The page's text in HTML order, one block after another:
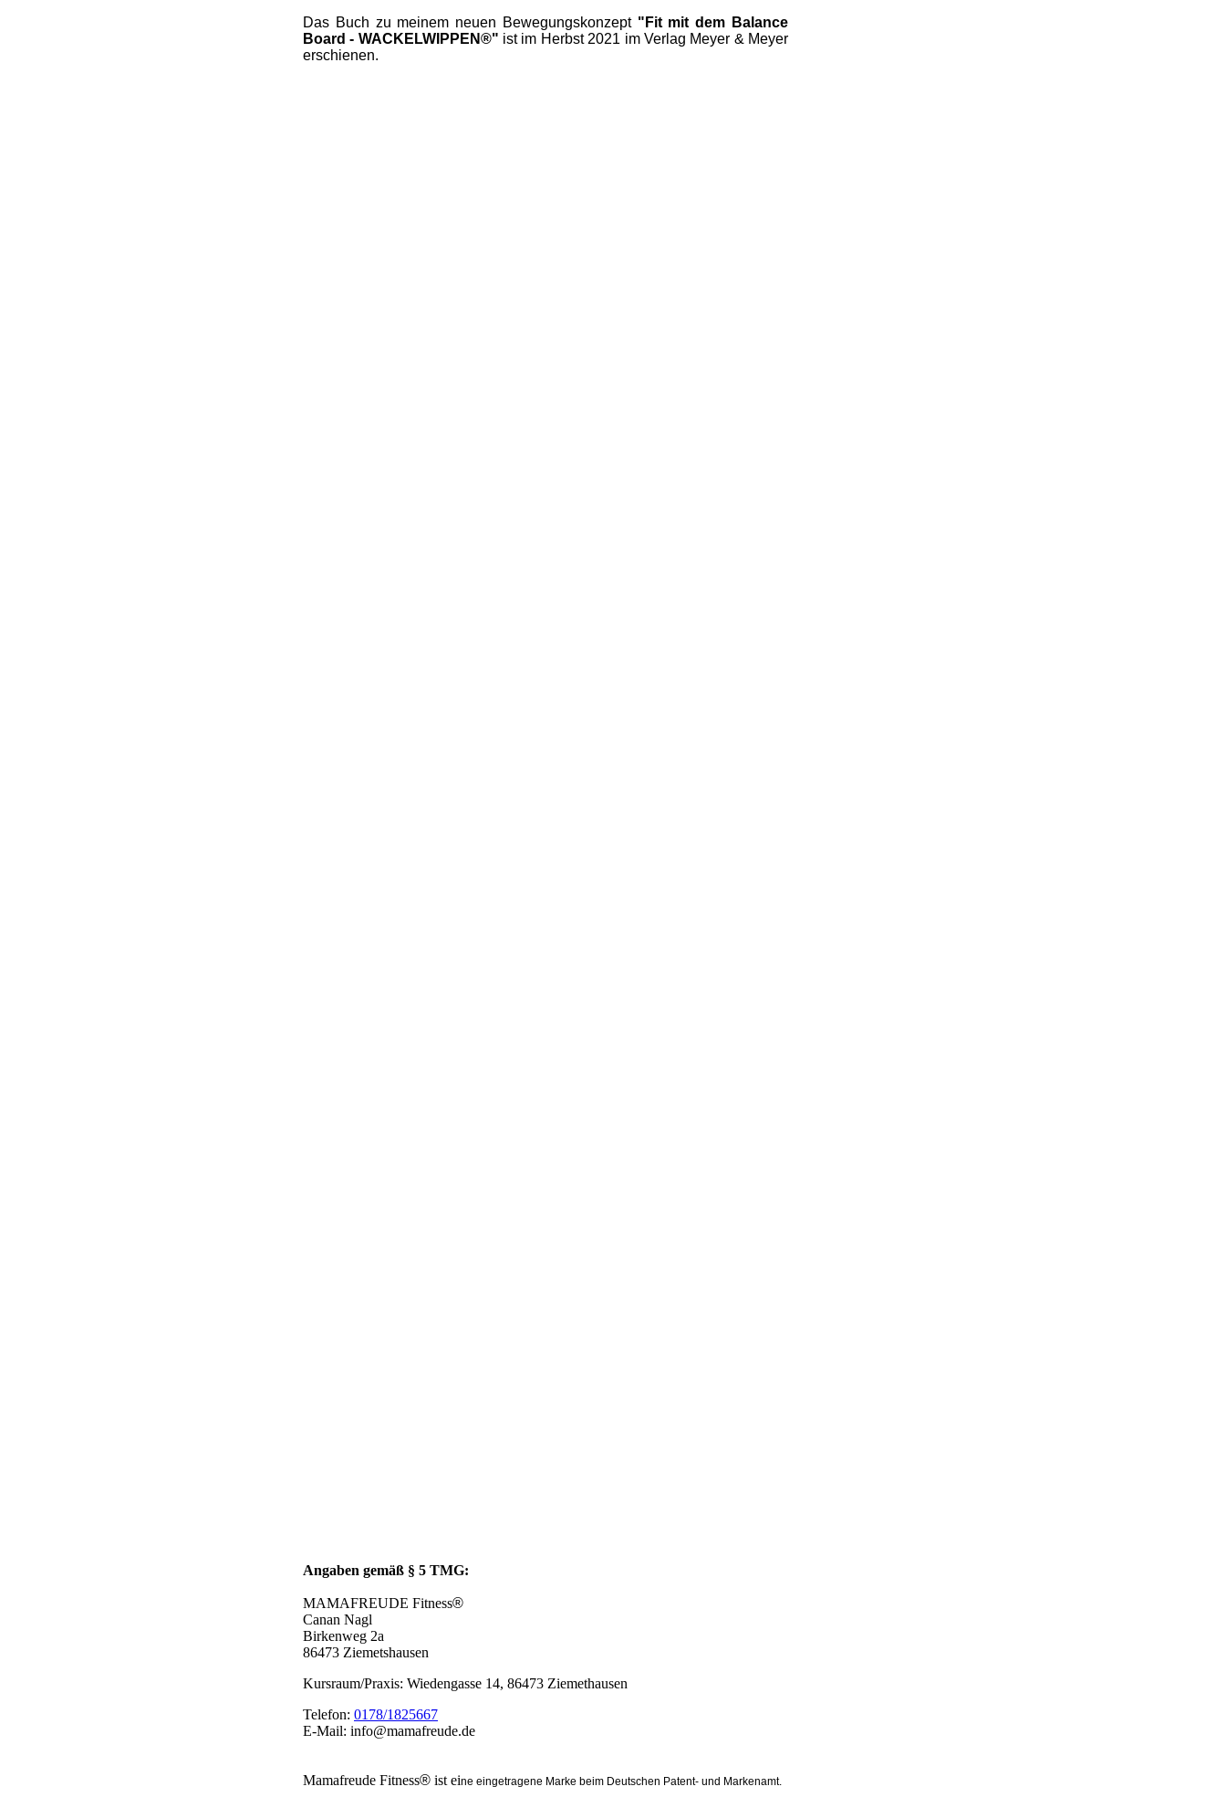
Das Buch zu meinem neuen Bewegungskonzept "Fit mit dem Balance
Board - WACKELWIPPEN®" ist im Herbst 2021 im Verlag Meyer & Meyer
erschienen.
Angaben gemäß § 5 TMG:
MAMAFREUDE Fitness®
Canan Nagl
Birkenweg 2a
86473 Ziemetshausen
Kursraum/Praxis: Wiedengasse 14, 86473 Ziemethausen
Telefon: 0178/1825667
E-Mail: info@mamafreude.de
Mamafreude Fitness® ist eine eingetragene Marke beim Deutschen Patent- und Markenamt.